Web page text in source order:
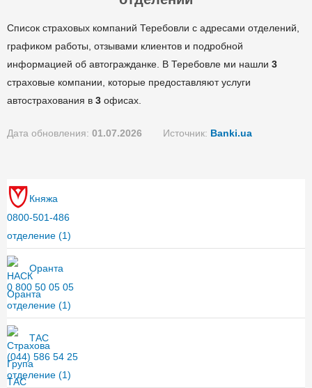
Список страховых компаний Теребовли с адресами отделений,
графиком работы, отзывами клиентов и подробной
информацией об автогражданке. В Теребовле ми нашли 3
страховые компании, которые предоставляют услуги
автострахования в 3 офисах.
Дата обновления: 01.07.2026 Источник: Banki.ua
Княжа
0800-501-486
отделение (1)
Оранта
0 800 50 05 05
отделение (1)
ТАС
(044) 586 54 25
отделение (1)